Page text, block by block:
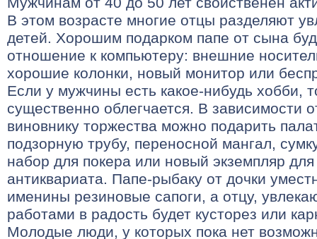
В этом возрасте многие отцы разделяют
детей. Хорошим подарком папе от сына
отношение к компьютеру: внешние
хорошие колонки, новый монитор или
Если у мужчины есть какое-нибудь хобби,
существенно облегчается. В зависимости
виновнику торжества можно подарить
подзорную трубу, переносной мангал,
набор для покера или новый экземпляр для
антиквариата. Папе-рыбаку от дочки
именины резиновые сапоги, а отцу,
работами в радость будет кусторез или
Молодые люди, у которых пока нет